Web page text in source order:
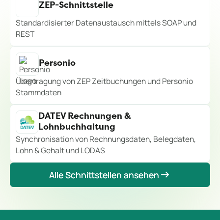
ZEP-Schnittstelle
Standardisierter Datenaustausch mittels SOAP und
REST
Personio
Übertragung von ZEP Zeitbuchungen und Personio
Stammdaten
DATEV Rechnungen &
Lohnbuchhaltung
Synchronisation von Rechnungsdaten, Belegdaten,
Lohn & Gehalt und LODAS
Alle Schnittstellen ansehen
Alle Schnittstellen ansehen